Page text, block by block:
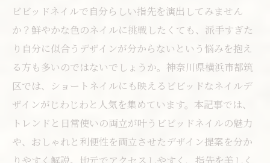
ビビッドネイルで自分らしい指先を演出してみません
か？鮮やかな色のネイルに挑戦したくても、派手すぎた
り自分に似合うデザインが分からないという悩みを抱え
る方も多いのではないでしょうか。神奈川県横浜市都筑
区では、ショートネイルにも映えるビビッドなネイルデ
ザインがじわじわと人気を集めています。本記事では、
トレンドと日常使いの両立が叶うビビッドネイルの魅力
や、おしゃれと利便性を両立させたデザイン提案を分か